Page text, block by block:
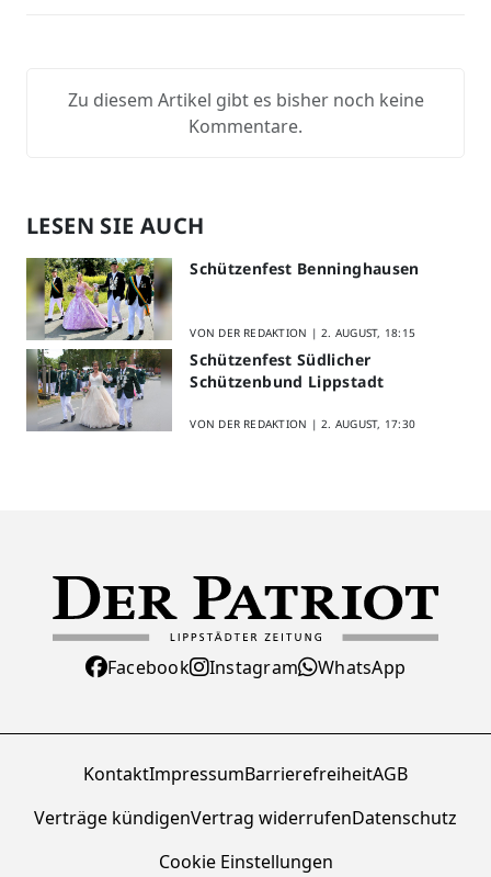
Zu diesem Artikel gibt es bisher noch keine
Kommentare.
LESEN SIE AUCH
Schützenfest Benninghausen
VON DER REDAKTION |2. AUGUST, 18:15
Schützenfest Südlicher
Schützenbund Lippstadt
VON DER REDAKTION |2. AUGUST, 17:30
Facebook Instagram WhatsApp
KontaktImpressumBarrierefreiheitAGB
Verträge kündigenVertrag widerrufenDatenschutz
Cookie Einstellungen